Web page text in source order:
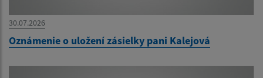
30.07.2026
Oznámenie o uložení zásielky pani Kalejová